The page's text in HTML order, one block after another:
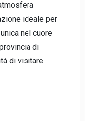
ideale per
nel cuore
di
di visitare